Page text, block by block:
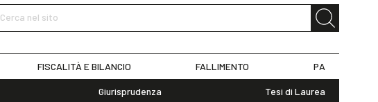
Cerca nel sito
FISCALITÀ E BILANCIO FALLIMENTO PA
Giurisprudenza Tesi di Laurea